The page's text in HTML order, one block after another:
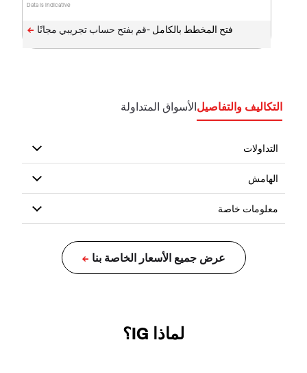
Data is indicative
فتح المخطط بالكامل -
التكاليف والتفاصيلالأسواق المتداولة
لماذا IG؟